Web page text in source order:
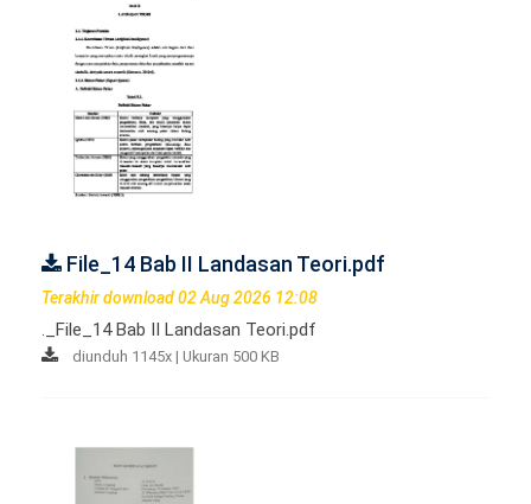
File_14 Bab II Landasan Teori.pdf
Terakhir download 02 Aug 2026 12:08
._File_14 Bab II Landasan Teori.pdf
diunduh 1145x | Ukuran 500 KB